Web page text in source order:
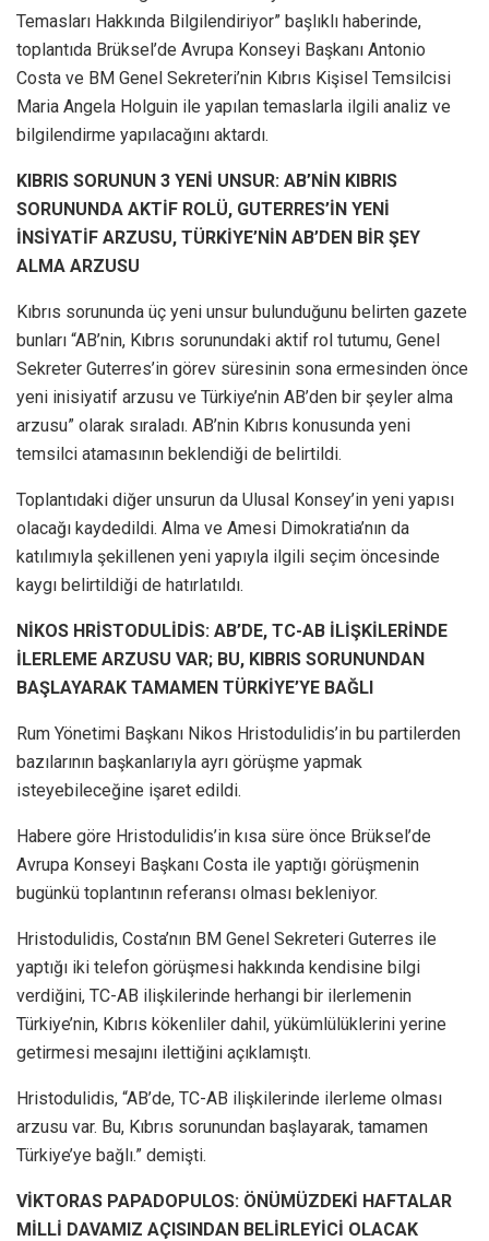
Temasları Hakkında Bilgilendiriyor” başlıklı haberinde,
toplantıda Brüksel’de Avrupa Konseyi Başkanı Antonio
Costa ve BM Genel Sekreteri’nin Kıbrıs Kişisel Temsilcisi
Maria Angela Holguin ile yapılan temaslarla ilgili analiz ve
bilgilendirme yapılacağını aktardı.
KIBRIS SORUNUN 3 YENİ UNSUR: AB’NİN KIBRIS
SORUNUNDA AKTİF ROLÜ, GUTERRES’İN YENİ
İNSİYATİF ARZUSU, TÜRKİYE’NİN AB’DEN BİR ŞEY
ALMA ARZUSU
Kıbrıs sorununda üç yeni unsur bulunduğunu belirten gazete
bunları “AB’nin, Kıbrıs sorunundaki aktif rol tutumu, Genel
Sekreter Guterres’in görev süresinin sona ermesinden önce
yeni inisiyatif arzusu ve Türkiye’nin AB’den bir şeyler alma
arzusu” olarak sıraladı. AB’nin Kıbrıs konusunda yeni
temsilci atamasının beklendiği de belirtildi.
Toplantıdaki diğer unsurun da Ulusal Konsey’in yeni yapısı
olacağı kaydedildi. Alma ve Amesi Dimokratia’nın da
katılımıyla şekillenen yeni yapıyla ilgili seçim öncesinde
kaygı belirtildiği de hatırlatıldı.
NİKOS HRİSTODULİDİS: AB’DE, TC-AB İLİŞKİLERİNDE
İLERLEME ARZUSU VAR; BU, KIBRIS SORUNUNDAN
BAŞLAYARAK TAMAMEN TÜRKİYE’YE BAĞLI
Rum Yönetimi Başkanı Nikos Hristodulidis’in bu partilerden
bazılarının başkanlarıyla ayrı görüşme yapmak
isteyebileceğine işaret edildi.
Habere göre Hristodulidis’in kısa süre önce Brüksel’de
Avrupa Konseyi Başkanı Costa ile yaptığı görüşmenin
bugünkü toplantının referansı olması bekleniyor.
Hristodulidis, Costa’nın BM Genel Sekreteri Guterres ile
yaptığı iki telefon görüşmesi hakkında kendisine bilgi
verdiğini, TC-AB ilişkilerinde herhangi bir ilerlemenin
Türkiye’nin, Kıbrıs kökenliler dahil, yükümlülüklerini yerine
getirmesi mesajını ilettiğini açıklamıştı.
Hristodulidis, “AB’de, TC-AB ilişkilerinde ilerleme olması
arzusu var. Bu, Kıbrıs sorunundan başlayarak, tamamen
Türkiye’ye bağlı.” demişti.
VİKTORAS PAPADOPULOS: ÖNÜMÜZDEKİ HAFTALAR
MİLLİ DAVAMIZ AÇISINDAN BELİRLEYİCİ OLACAK